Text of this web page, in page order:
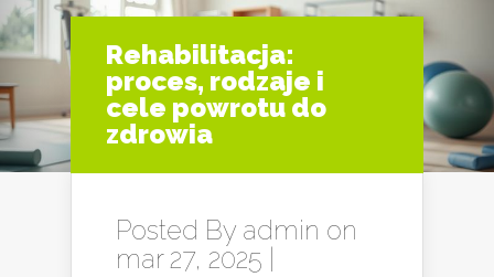
Rehabilitacja:
proces, rodzaje i
cele powrotu do
zdrowia
Posted By admin on
mar 27, 2025 |